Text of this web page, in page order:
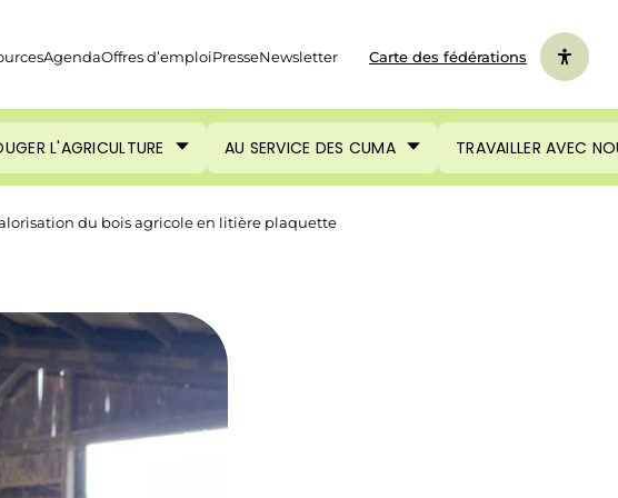
AgendaOffres d’emploiPresseNewsletter Carte des fédérations
L'AGRICULTURE AU SERVICE DES CUMA TRAVAILLER AVEC
du bois agricole en litière plaquette